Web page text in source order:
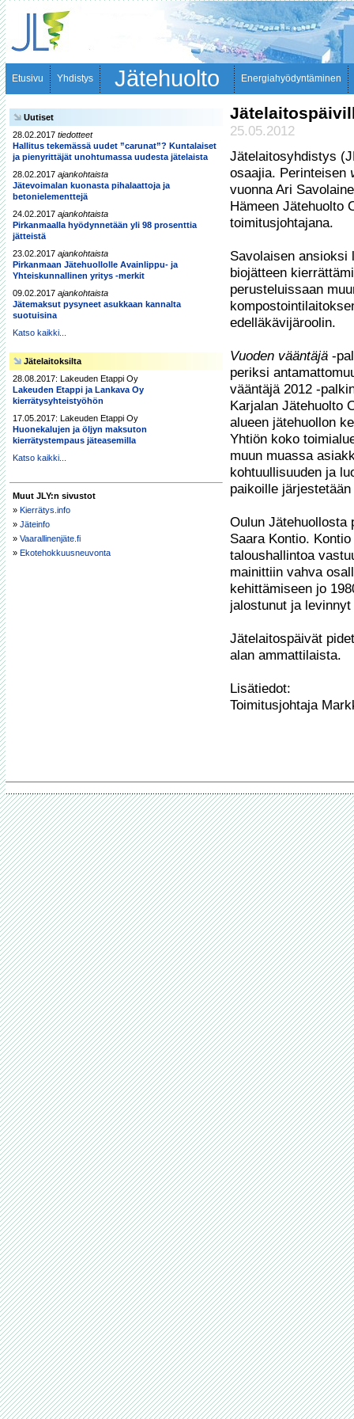
Etusivu Yhdistys Jätehuolto Energiahyödyntäminen
Uutiset
28.02.2017 tiedotteet
Hallitus tekemässä uudet ”carunat”? Kuntalaiset
ja pienyrittäjät unohtumassa uudesta jätelaista
28.02.2017 ajankohtaista
Jätevoimalan kuonasta pihalaattoja ja
betonielementtejä
24.02.2017 ajankohtaista
Pirkanmaalla hyödynnetään yli 98 prosenttia
jätteistä
23.02.2017 ajankohtaista
Pirkanmaan Jätehuollolle Avainlippu- ja
Yhteiskunnallinen yritys -merkit
09.02.2017 ajankohtaista
Jätemaksut pysyneet asukkaan kannalta
suotuisina
Katso kaikki...
Jätelaitoksilta
28.08.2017: Lakeuden Etappi Oy
Lakeuden Etappi ja Lankava Oy
kierrätysyhteistyöhön
17.05.2017: Lakeuden Etappi Oy
Huonekalujen ja öljyn maksuton
kierrätystempaus jäteasemilla
Katso kaikki...
Muut JLY:n sivustot
» Kierrätys.info
» Jäteinfo
» Vaarallinenjäte.fi
» Ekotehokkuusneuvonta
25.05.2012
Jätelaitosyhdistys
osaajia. Perinteisen
vuonna Ari
Hämeen Jätehuolto
toimitusjohtajana.
Savolaisen ansioksi
biojätteen
perusteluissaan
edelläkävijäroolin.
Vuoden vääntäjä -
periksi
vääntäjä 2012 -
Karjalan Jätehuolto
alueen jätehuollon
Yhtiön koko
muun muassa
kohtuullisuuden ja
paikoille
Oulun Jätehuollosta
Saara Kontio.
taloushallintoa
mainittiin vahva
kehittämiseen jo
jalostunut ja
Jätelaitospäivät
alan ammattilaista.
Lisätiedot:
Toimitusjohtaja